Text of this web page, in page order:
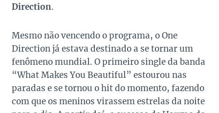
Direction.
Mesmo não vencendo o programa, o One
Direction já estava destinado a se tornar um
fenômeno mundial. O primeiro single da banda
“What Makes You Beautiful” estourou nas
paradas e se tornou o hit do momento, fazendo
com que os meninos virassem estrelas da noite